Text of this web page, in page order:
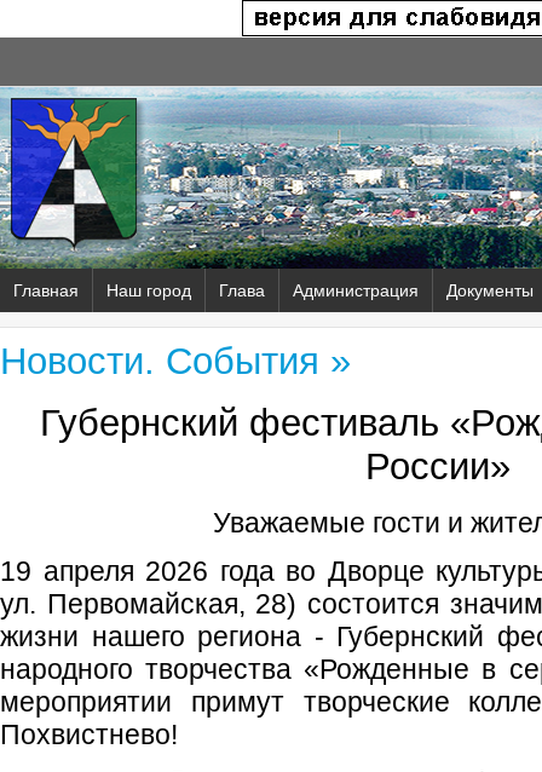
Главная Наш город Глава Администрация Документы
Новости. События »
Губернский фестиваль
России»
Уважаемые гости и
19 апреля 2026 года во Дворце
ул. Первомайская, 28) состоится
жизни нашего региона - Губернский
народного творчества «Рожденные в
мероприятии примут творческие
Похвистнево!